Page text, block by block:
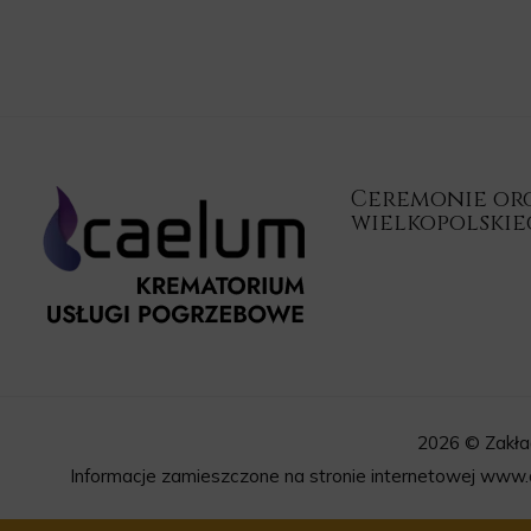
Ceremonie
2026 ©
Informacje zamieszczone na stronie internetowej